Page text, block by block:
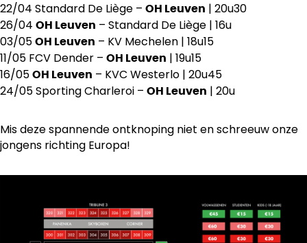
22/04 Standard De Liège – OH Leuven | 20u30
26/04 OH Leuven – Standard De Liège | 16u
03/05 OH Leuven – KV Mechelen | 18u15
11/05 FCV Dender – OH Leuven | 19u15
16/05 OH Leuven – KVC Westerlo | 20u45
24/05 Sporting Charleroi – OH Leuven | 20u
Mis deze spannende ontknoping niet en schreeuw onze
jongens richting Europa!